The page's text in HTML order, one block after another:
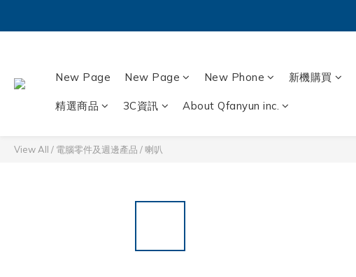
New Page New Page New Phone 新機購買
精選商品 3C資訊 About Qfanyun inc.
View All / 電腦零件及週邊產品 /喇叭